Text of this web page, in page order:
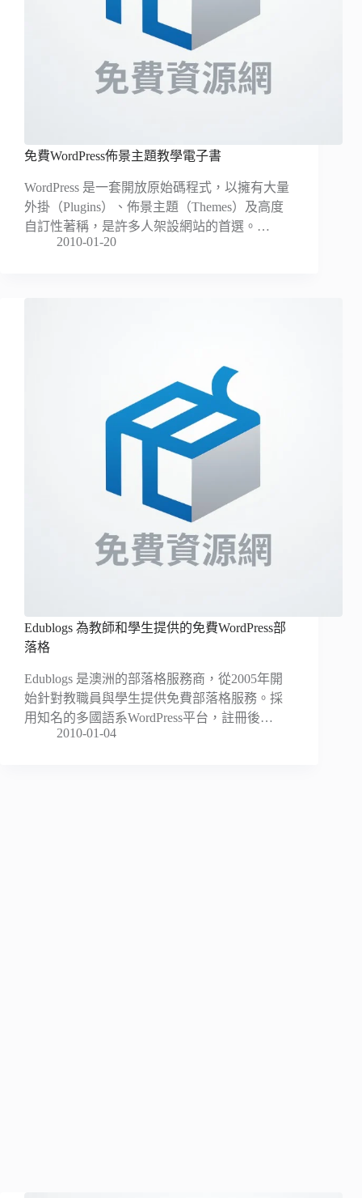
免費WordPress佈景主題教學電子書
WordPress 是一套開放原始碼程式，以擁有大量
外掛（Plugins）、佈景主題（Themes）及高度
自訂性著稱，是許多人架設網站的首選。…
2010-01-20
Edublogs 為教師和學生提供的免費WordPress部
落格
Edublogs 是澳洲的部落格服務商，從2005年開
始針對教職員與學生提供免費部落格服務。採
用知名的多國語系WordPress平台，註冊後…
2010-01-04